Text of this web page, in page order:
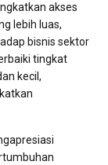
akses
lebih luas,
bisnis sektor
tingkat
kecil,